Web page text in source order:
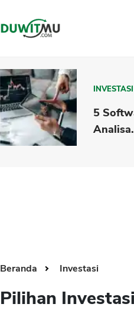
INVESTASI
5
Beranda Investasi
Pilihan